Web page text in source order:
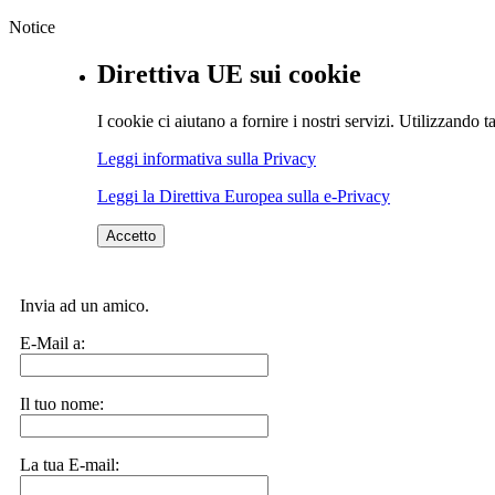
Notice
Direttiva UE sui cookie
I cookie ci aiutano a fornire i nostri servizi. Utilizzando
Leggi informativa sulla Privacy
Leggi la Direttiva Europea sulla e-Privacy
Accetto
Invia ad un amico.
E-Mail a:
Il tuo nome:
La tua E-mail: